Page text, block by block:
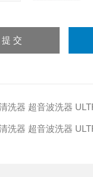
洗器 超音波洗器
洗器 超音波洗器